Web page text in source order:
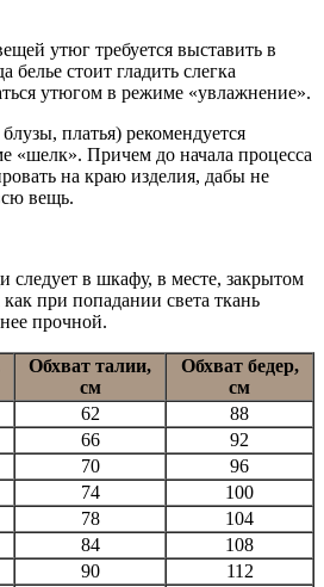
утюг требуется выставить в
стоит гладить слегка
утюгом в режиме «увлажнение».
платья) рекомендуется
«шелк». Причем до начала процесса
на краю изделия, дабы не
вещь.
следует в шкафу, в месте, закрытом
при попадании света ткань
прочной.
Обхват талии,
см
Обхват бедер,
см
62
88
66
92
70
96
74
100
78
104
84
108
90 112